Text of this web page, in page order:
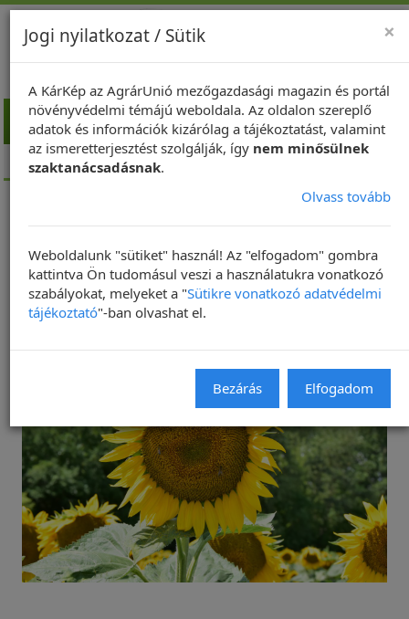
Kezdőlap
Hírek a növényvédelemről
Hírek 2022.07.18. Eddig és ne
tovább? A növényvédelemben
használt hatóanyagok
kivonásáról.
×
Jogi nyilatkozat / Sütik
A KárKép az AgrárUnió mezőgazdasági magazin és portál
növényvédelmi témájú weboldala. Az oldalon szereplő
adatok és információk kizárólag a tájékoztatást, valamint
az ismeretterjesztést szolgálják, így nem minősülnek
szaktanácsadásnak.
Olvass tovább
Weboldalunk "sütiket" használ! Az "elfogadom" gombra
kattintva Ön tudomásul veszi a használatukra vonatkozó
szabályokat, melyeket a "Sütikre vonatkozó adatvédelmi
tájékoztató"-ban olvashat el.
Bezárás Elfogadom